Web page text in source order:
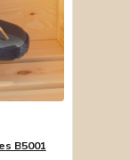
B5001